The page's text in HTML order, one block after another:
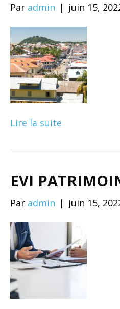
Par admin | juin 15,
Lire la suite
EVI
Par admin | juin 15,